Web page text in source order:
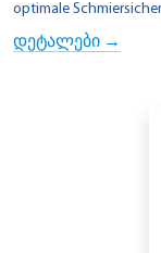
optimale
დეტალები →